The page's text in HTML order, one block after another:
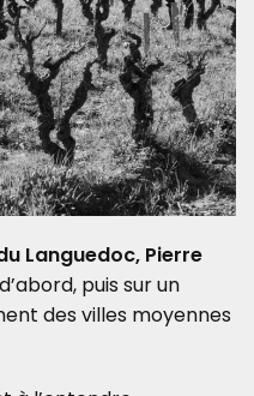
Languedoc, Pierre
puis sur un
des villes moyennes